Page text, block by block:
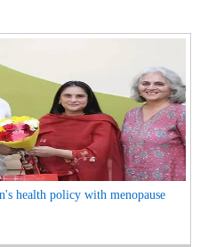
health policy with menopause